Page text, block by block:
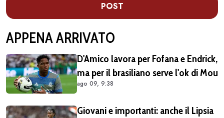
POST
APPENA ARRIVATO
D'Amico lavora per Fofana e Endrick,
ma per il brasiliano serve l'ok di Mou
ago 09, 9:38
Giovani e importanti: anche il Lipsia